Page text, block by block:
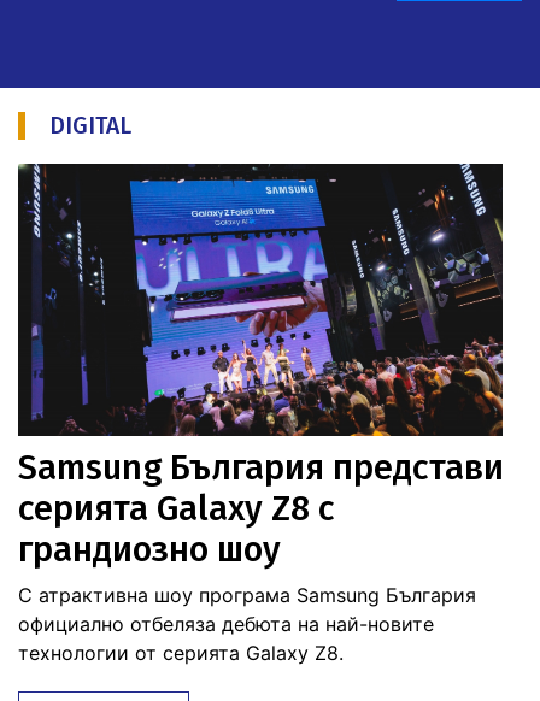
DIGITAL
Samsung България представи
серията Galaxy Z8 с
грандиозно шоу
С атрактивна шоу програма Samsung България
официално отбеляза дебюта на най-новите
технологии от серията Galaxy Z8.